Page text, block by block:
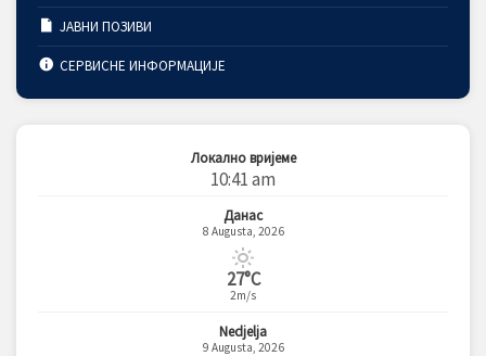
ЈАВНИ ПОЗИВИ
СЕРВИСНЕ ИНФОРМАЦИЈЕ
Локално вријеме
10:41 am
Данас
8 Augusta, 2026
27°C
2m/s
Nedjelja
9 Augusta, 2026